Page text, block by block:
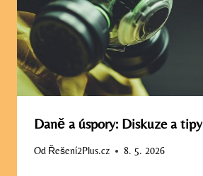
Daně a úspory: Diskuze a tipy
Od Řešení2Plus.cz 8. 5. 2026